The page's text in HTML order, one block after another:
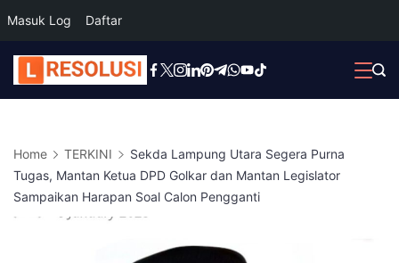
Masuk Log Daftar
Skip
to
Home TERKINI
Sekda Lampung Utara Segera Purna
Tugas, Mantan Ketua DPD Golkar dan Mantan Legislator
Sampaikan Harapan Soal Calon Pengganti